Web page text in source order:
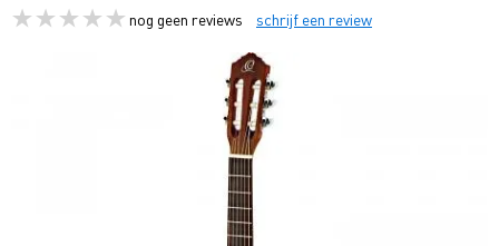
nog geen reviews schrijf een review